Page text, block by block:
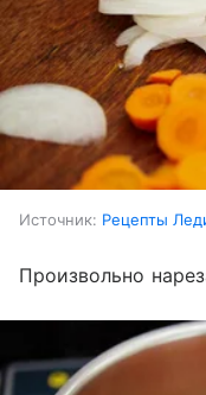
Источник: Рецепты
Произвольно